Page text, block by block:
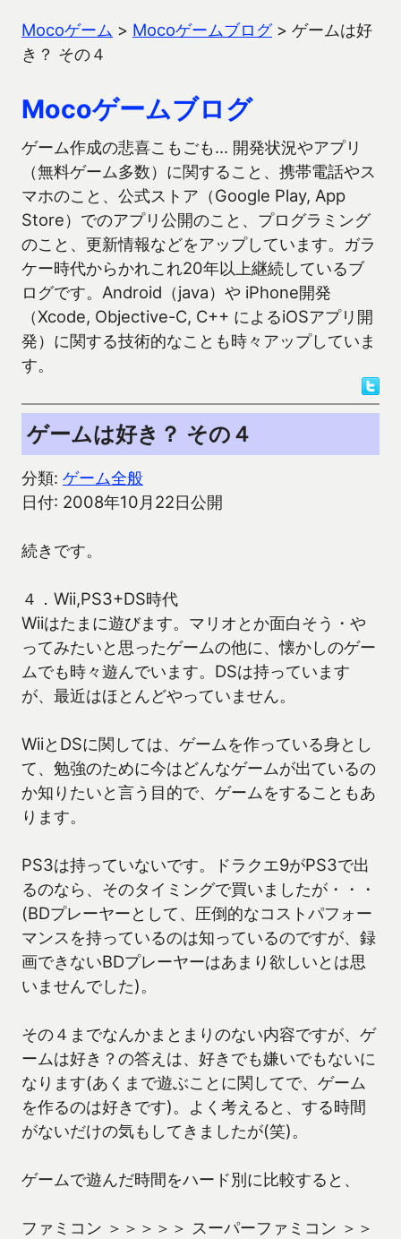
Mocoゲーム > Mocoゲームブログ> ゲームは好
き？ その４
Mocoゲームブログ
ゲーム作成の悲喜こもごも… 開発状況やアプリ
（無料ゲーム多数）に関すること、携帯電話やス
マホのこと、公式ストア（Google Play, App
Store）でのアプリ公開のこと、プログラミング
のこと、更新情報などをアップしています。ガラ
ケー時代からかれこれ20年以上継続しているブ
ログです。Android（java）や iPhone開発
（Xcode, Objective-C, C++ によるiOSアプリ開
発）に関する技術的なことも時々アップしていま
す。
ゲームは好き？ その４
分類: ゲーム全般
日付: 2008年10月22日公開
続きです。
４．Wii,PS3+DS時代
Wiiはたまに遊びます。マリオとか面白そう・や
ってみたいと思ったゲームの他に、懐かしのゲー
ムでも時々遊んでいます。DSは持っています
が、最近はほとんどやっていません。
WiiとDSに関しては、ゲームを作っている身とし
て、勉強のために今はどんなゲームが出ているの
か知りたいと言う目的で、ゲームをすることもあ
ります。
PS3は持っていないです。ドラクエ9がPS3で出
るのなら、そのタイミングで買いましたが・・・
(BDプレーヤーとして、圧倒的なコストパフォー
マンスを持っているのは知っているのですが、録
画できないBDプレーヤーはあまり欲しいとは思
いませんでした)。
その４までなんかまとまりのない内容ですが、ゲ
ームは好き？の答えは、好きでも嫌いでもないに
なります(あくまで遊ぶことに関してで、ゲーム
を作るのは好きです)。よく考えると、する時間
がないだけの気もしてきましたが(笑)。
ゲームで遊んだ時間をハード別に比較すると、
ファミコン ＞＞＞＞＞ スーパーファミコン ＞＞